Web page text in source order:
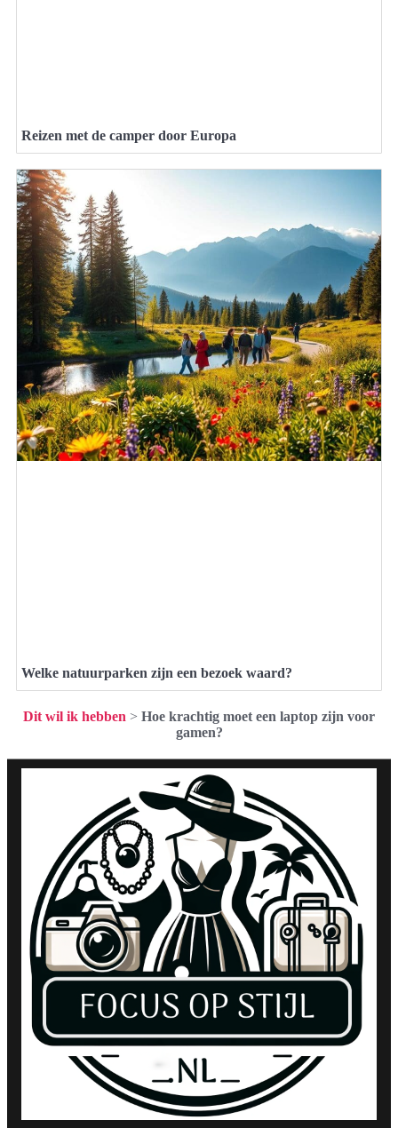
Reizen met de camper door Europa
Welke natuurparken zijn een bezoek waard?
Dit wil ik hebben > Hoe krachtig moet een laptop zijn voor
gamen?